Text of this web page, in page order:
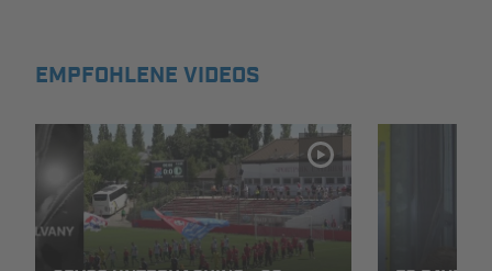
EMPFOHLENE VIDEOS